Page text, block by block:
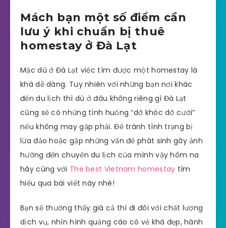
Mách bạn một số điểm cần
lưu ý khi chuẩn bị thuê
homestay ở Đà Lạt
Mặc dù ở Đà Lạt việc tìm được một homestay là
khá dễ dàng. Tuy nhiên với những bạn nơi khác
đến du lịch thì dù ở đâu không riêng gì Đà Lạt
cũng sẽ có những tình huống “dở khóc dở cười”
nếu không may gặp phải. Để tránh tình trạng bị
lừa đảo hoặc gặp những vấn đề phát sinh gây ảnh
hưởng đến chuyến du lịch của mình vậy hôm na
hãy cùng với The best Vietnam homestay tìm
hiểu qua bài viết này nhé!
Bạn sẽ thường thấy giá cả thì đi đôi với chất lượng
dịch vụ, nhìn hình quảng cáo có vẻ khá đẹp, hành